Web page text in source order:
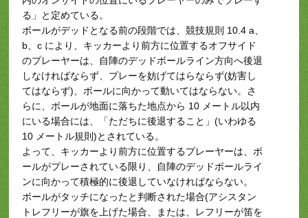
る」と定めている。
ボールがデッドとなる前の段階では、競技規則 10.4 a、
b、c により、キッカーより前方に位置するオフサイド
のプレーヤーは、自陣のデッドボールライン方向へ後退
しなければならず、プレーを妨げてはらならず(妨害し
てはならず)、ボールに向かって動いてはならない。さ
らに、ボールが地面に落ちた地点から 10 メートル以内
にいる場合には、「ただちに後退すること」(いわゆる
10 メートル規則)とされている。
よって、キッカーより前方に位置するプレーヤーは、ボ
ールがプレーされている限り、自陣のデッドボールライ
ンに向かって積極的に後退していなければならない。
ボールがタッチになったと判断された場合(アシスタン
トレフリーが旗を上げた場合、または、レフリーが笛を